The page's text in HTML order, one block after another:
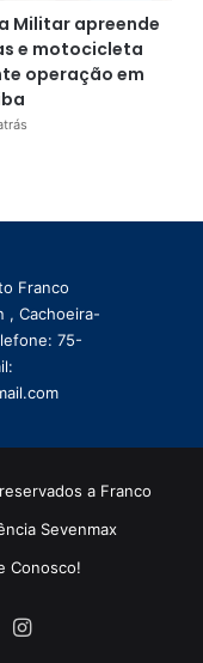
Militar apreende
e motocicleta
operação em
Franco
, Cachoeira-
75-
a Franco
Sevenmax
Conosco!
Instagram